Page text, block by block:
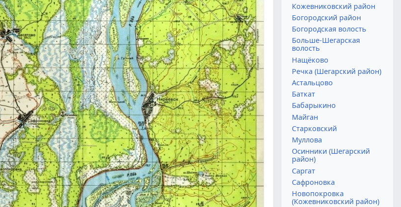
Кожевниковский район
Богородский район
Богородская волость
Больше-Шегарская
волость
Нащёково
Речка (Шегарский район)
Астальцово
Баткат
Бабарыкино
Майган
Старковский
Муллова
Осинники (Шегарский
район)
Саргат
Сафроновка
Новопокровка
(Кожевниковский район)